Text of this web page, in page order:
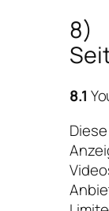
8)
8.1